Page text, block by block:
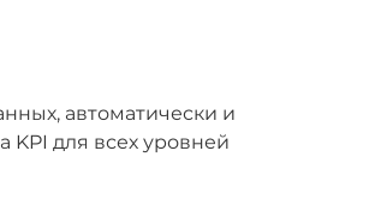
автоматически и
для всех уровней